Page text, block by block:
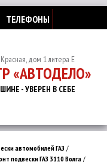
ТЕЛЕФОНЫ
дом 1 литера Е
«АВТОДЕЛО»
- УВЕРЕН В СЕБЕ
автомобилей ГАЗ/
подвески ГАЗ 3110 Волга /